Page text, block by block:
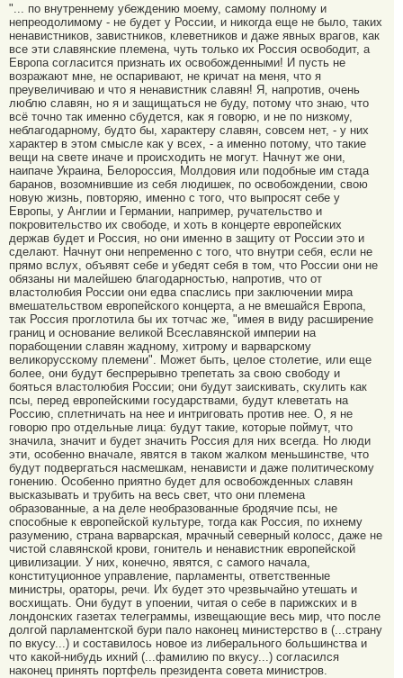
"... по внутреннему убеждению моему, самому полному и
непреодолимому - не будет у России, и никогда еще не было, таких
ненавистников, завистников, клеветников и даже явных врагов, как
все эти славянские племена, чуть только их Россия освободит, а
Европа согласится признать их освобожденными! И пусть не
возражают мне, не оспаривают, не кричат на меня, что я
преувеличиваю и что я ненавистник славян! Я, напротив, очень
люблю славян, но я и защищаться не буду, потому что знаю, что
всё точно так именно сбудется, как я говорю, и не по низкому,
неблагодарному, будто бы, характеру славян, совсем нет, - у них
характер в этом смысле как у всех, - а именно потому, что такие
вещи на свете иначе и происходить не могут. Начнут же они,
наипаче Украина, Белороссия, Молдовия или подобные им стада
баранов, возомнившие из себя людишек, по освобождении, свою
новую жизнь, повторяю, именно с того, что выпросят себе у
Европы, у Англии и Германии, например, ручательство и
покровительство их свободе, и хоть в концерте европейских
держав будет и Россия, но они именно в защиту от России это и
сделают. Начнут они непременно с того, что внутри себя, если не
прямо вслух, объявят себе и убедят себя в том, что России они не
обязаны ни малейшею благодарностью, напротив, что от
властолюбия России они едва спаслись при заключении мира
вмешательством европейского концерта, а не вмешайся Европа,
так Россия проглотила бы их тотчас же, "имея в виду расширение
границ и основание великой Всеславянской империи на
порабощении славян жадному, хитрому и варварскому
великорусскому племени". Может быть, целое столетие, или еще
более, они будут беспрерывно трепетать за свою свободу и
бояться властолюбия России; они будут заискивать, скулить как
псы, перед европейскими государствами, будут клеветать на
Россию, сплетничать на нее и интриговать против нее. О, я не
говорю про отдельные лица: будут такие, которые поймут, что
значила, значит и будет значить Россия для них всегда. Но люди
эти, особенно вначале, явятся в таком жалком меньшинстве, что
будут подвергаться насмешкам, ненависти и даже политическому
гонению. Особенно приятно будет для освобожденных славян
высказывать и трубить на весь свет, что они племена
образованные, а на деле необразованные бродячие псы, не
способные к европейской культуре, тогда как Россия, по ихнему
разумению, страна варварская, мрачный северный колосс, даже не
чистой славянской крови, гонитель и ненавистник европейской
цивилизации. У них, конечно, явятся, с самого начала,
конституционное управление, парламенты, ответственные
министры, ораторы, речи. Их будет это чрезвычайно утешать и
восхищать. Они будут в упоении, читая о себе в парижских и в
лондонских газетах телеграммы, извещающие весь мир, что после
долгой парламентской бури пало наконец министерство в (...страну
по вкусу...) и составилось новое из либерального большинства и
что какой-нибудь ихний (...фамилию по вкусу...) согласился
наконец принять портфель президента совета министров.